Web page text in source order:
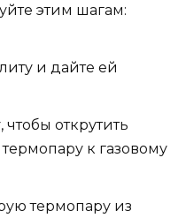
этим шагам:
и дайте ей
чтобы открутить
к газовому
термопару из